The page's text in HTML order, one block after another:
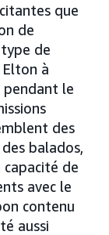
que
de
de
Elton à
pendant le
des
balados,
capacité de
avec le
contenu
aussi